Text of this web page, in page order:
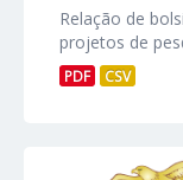
Relação de
projetos de
PDF CSV